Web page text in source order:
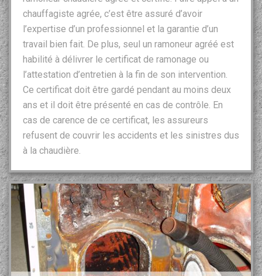
chauffagiste agrée, c’est être assuré d’avoir
l’expertise d’un professionnel et la garantie d’un
travail bien fait. De plus, seul un ramoneur agréé est
habilité à délivrer le certificat de ramonage ou
l’attestation d’entretien à la fin de son intervention.
Ce certificat doit être gardé pendant au moins deux
ans et il doit être présenté en cas de contrôle. En
cas de carence de ce certificat, les assureurs
refusent de couvrir les accidents et les sinistres dus
à la chaudière.